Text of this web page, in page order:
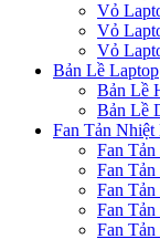
Vỏ
Vỏ
Vỏ
Bản Lề Laptop
Bản Lề
Bản Lề
Fan Tản Nhiệt
Fan
Fan
Fan
Fan
Fan